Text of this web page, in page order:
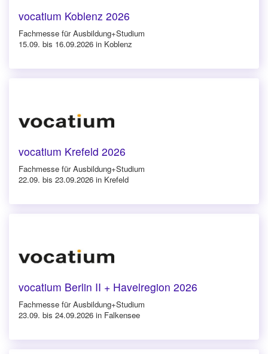
vocatium Koblenz 2026
Fachmesse für Ausbildung+Studium
15.09. bis 16.09.2026 in Koblenz
vocatium Krefeld 2026
Fachmesse für Ausbildung+Studium
22.09. bis 23.09.2026 in Krefeld
vocatium Berlin II + Havelregion 2026
Fachmesse für Ausbildung+Studium
23.09. bis 24.09.2026 in Falkensee